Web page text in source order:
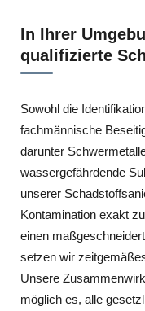
In Ihrer
qualifizierte
Sowohl die
fachmännische
darunter
wassergefährdende
unserer
Kontamination exakt
einen
setzen wir
Unsere
möglich es, alle